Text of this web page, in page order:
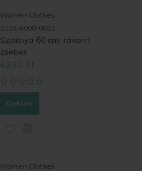
Women Clothes
2502-6000-0022
Szoknya 60 cm, rávarrt
zsebes
4232 Ft
Option
Women Clothes